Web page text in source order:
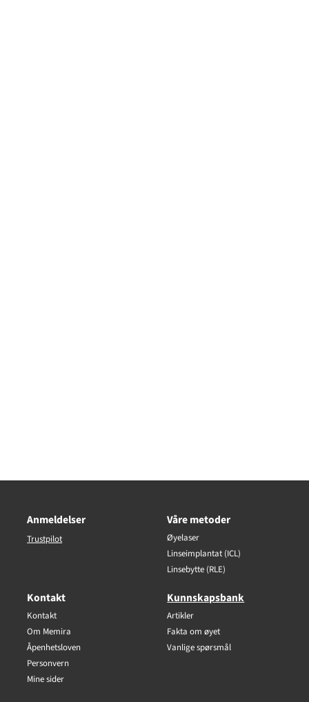
Anmeldelser
Trustpilot
Våre metoder
Øyelaser
Linseimplantat (ICL)
Linsebytte (RLE)
Kontakt
Kontakt
Om Memira
Åpenhetsloven
Personvern
Mine sider
Kunnskapsbank
Artikler
Fakta om øyet
Vanlige spørsmål